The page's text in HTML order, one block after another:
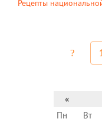
Рецепты
«
Пн
Вт